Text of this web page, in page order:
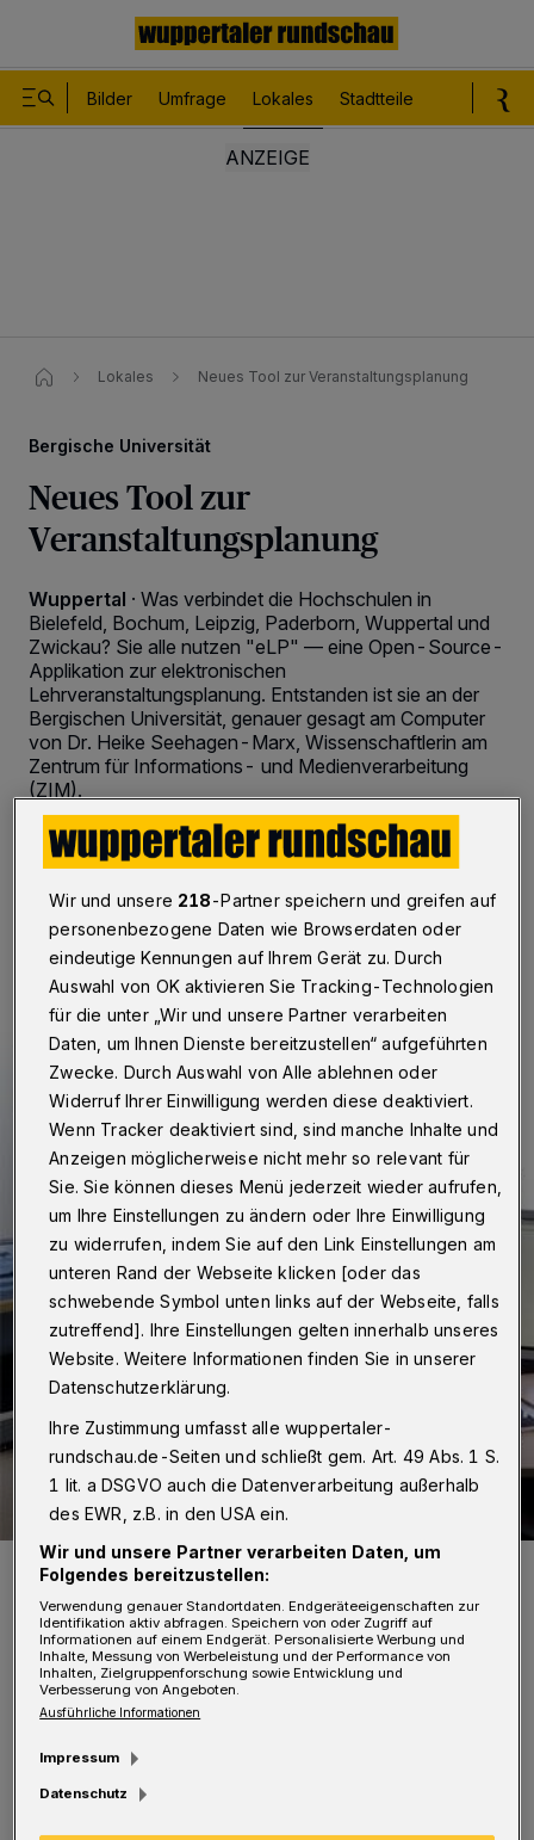
Bilder Umfrage Lokales Stadtteile
Lokales Neues Tool zur Veranstaltungsplanung
Bergische Universität
Neues Tool zur
Veranstaltungsplanung
Wuppertal · Was verbindet die Hochschulen in
Bielefeld, Bochum, Leipzig, Paderborn, Wuppertal und
Zwickau? Sie alle nutzen "eLP" — eine Open-Source-
Applikation zur elektronischen
Lehrveranstaltungsplanung. Entstanden ist sie an der
Bergischen Universität, genauer gesagt am Computer
von Dr. Heike Seehagen-Marx, Wissenschaftlerin am
Zentrum für Informations- und Medienverarbeitung
(ZIM).
12.06.2018 , 12:16 Uhr 2 Minuten Lesezeit
Mit der Open-Source-Applikation eLP können Lehrveranstaltungen
elektronisch geplant werden.
Foto: Bergische Uni
"Der Bedarf an Unterstützung bei der
Realisierung digitaler Lehre steigt stetig.
Gleichzeitig verstärkt sich der Trend,
Wir und unsere 218-Partner speichern und greifen auf
personenbezogene Daten wie Browserdaten oder
eindeutige Kennungen auf Ihrem Gerät zu. Durch
Auswahl von OK aktivieren Sie Tracking-Technologien
für die unter „Wir und unsere Partner verarbeiten
Daten, um Ihnen Dienste bereitzustellen“ aufgeführten
Zwecke. Durch Auswahl von Alle ablehnen oder
Widerruf Ihrer Einwilligung werden diese deaktiviert.
Wenn Tracker deaktiviert sind, sind manche Inhalte und
Anzeigen möglicherweise nicht mehr so relevant für
Sie. Sie können dieses Menü jederzeit wieder aufrufen,
um Ihre Einstellungen zu ändern oder Ihre Einwilligung
zu widerrufen, indem Sie auf den Link Einstellungen am
unteren Rand der Webseite klicken [oder das
schwebende Symbol unten links auf der Webseite, falls
zutreffend]. Ihre Einstellungen gelten innerhalb unseres
Website. Weitere Informationen finden Sie in unserer
Datenschutzerklärung.
Ihre Zustimmung umfasst alle wuppertaler-
rundschau.de-Seiten und schließt gem. Art. 49 Abs. 1 S.
1 lit. a DSGVO auch die Datenverarbeitung außerhalb
des EWR, z.B. in den USA ein.
Wir und unsere Partner verarbeiten Daten, um
Folgendes bereitzustellen:
Verwendung genauer Standortdaten. Endgeräteeigenschaften zur
Identifikation aktiv abfragen. Speichern von oder Zugriff auf
Informationen auf einem Endgerät. Personalisierte Werbung und
Inhalte, Messung von Werbeleistung und der Performance von
Inhalten, Zielgruppenforschung sowie Entwicklung und
Verbesserung von Angeboten.
Ausführliche Informationen
Impressum
Datenschutz